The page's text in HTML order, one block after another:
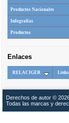
Productos Nacionales
Infografias
Productos
Enlaces
RELACIGER Links
Derechos de autor ©
Todas las marcas y